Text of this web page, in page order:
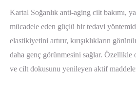
Kartal Soğanlık anti-aging cilt bakımı,
mücadele eden güçlü bir tedavi
elastikiyetini artırır, kırışıklıkların
daha genç görünmesini sağlar.
ve cilt dokusunu yenileyen aktif